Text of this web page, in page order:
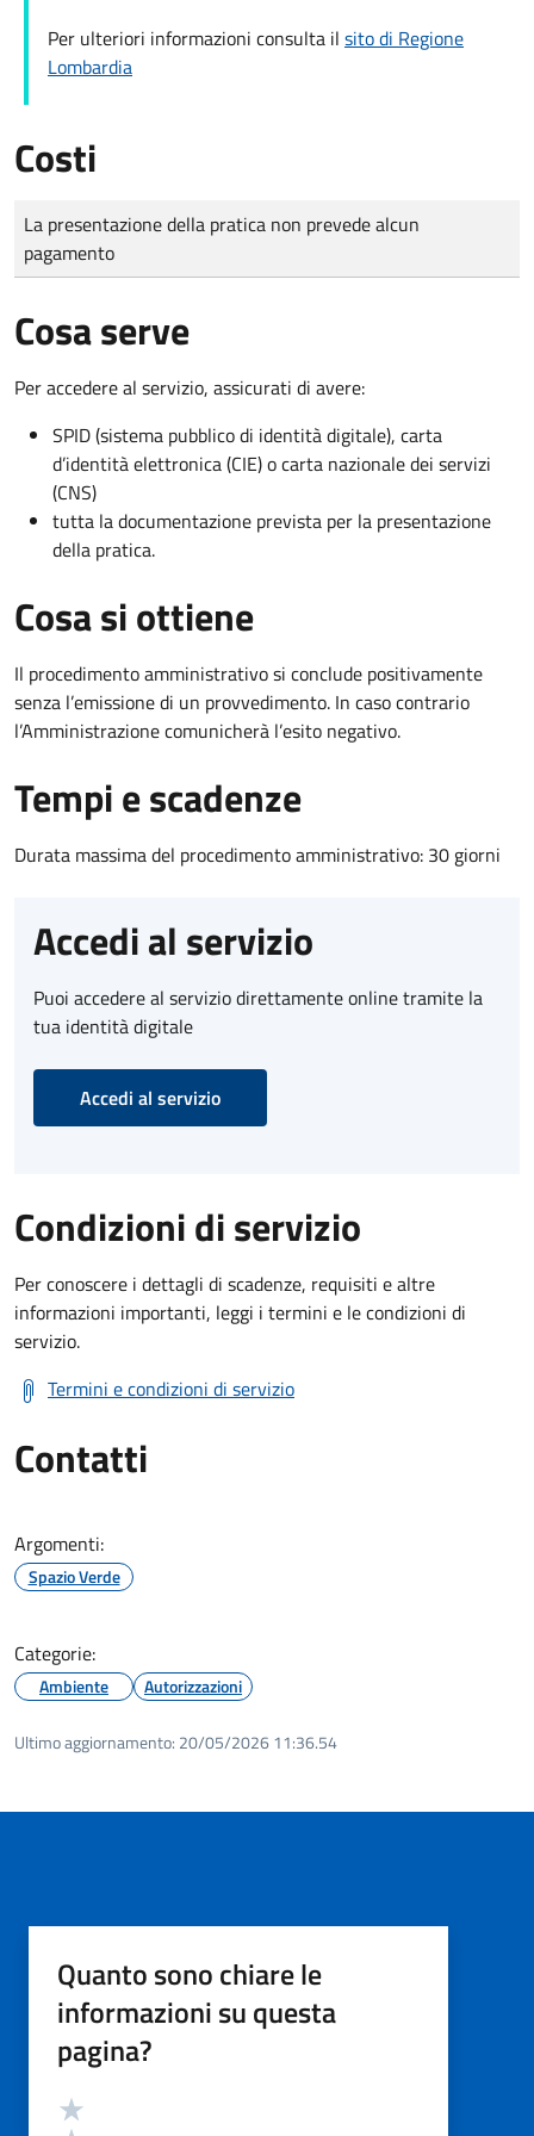
Per ulteriori informazioni consulta il sito di Regione
Lombardia
Costi
Tipo di pagamento
Importo
La presentazione della pratica non prevede alcun
pagamento
Cosa serve
Per accedere al servizio, assicurati di avere:
SPID (sistema pubblico di identità digitale), carta
d’identità elettronica (CIE) o carta nazionale dei servizi
(CNS)
tutta la documentazione prevista per la presentazione
della pratica.
Cosa si ottiene
Il procedimento amministrativo si conclude positivamente
senza l’emissione di un provvedimento. In caso contrario
l’Amministrazione comunicherà l’esito negativo.
Tempi e scadenze
Durata massima del procedimento amministrativo: 30 giorni
Accedi al servizio
Puoi accedere al servizio direttamente online tramite la
tua identità digitale
Accedi al servizio
Condizioni di servizio
Per conoscere i dettagli di scadenze, requisiti e altre
informazioni importanti, leggi i termini e le condizioni di
servizio.
Termini e condizioni di servizio
Contatti
Argomenti:
Spazio Verde
Categorie:
Ambiente Autorizzazioni
Ultimo aggiornamento: 20/05/2026 11:36.54
Quanto sono chiare le
informazioni su questa
pagina?
Valutazione